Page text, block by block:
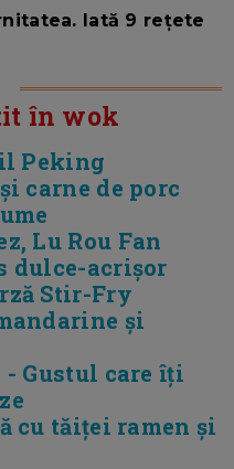
Iată 9 rețete
în wok
Peking
carne de porc
Lu Rou Fan
dulce-acrișor
Stir-Fry
și
- Gustul care îți
cu tăiței ramen și